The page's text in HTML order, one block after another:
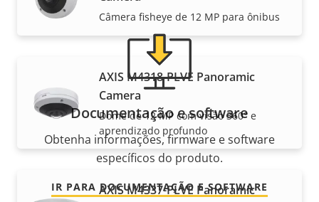
Câmera fisheye de 12 MP para ônibus
AXIS M4318-PLVE Panoramic
Camera
Dome de 12 MP com visão 360° e
aprendizado profundo
AXIS M4337-PLVE Panoramic
Documentação e software
Obtenha informações, firmware e software
específicos do produto.
IR PARA DOCUMENTAÇÃO E SOFTWARE